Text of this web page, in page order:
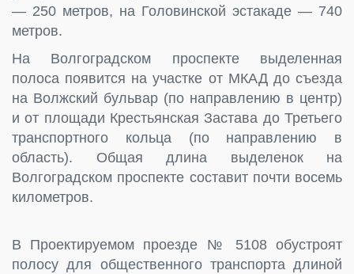
— 250 метров, на Головинской эстакаде — 740
метров.
На Волгоградском проспекте выделенная
полоса появится на участке от МКАД до съезда
на Волжский бульвар (по направлению в центр)
и от площади Крестьянская Застава до Третьего
транспортного кольца (по направлению в
область). Общая длина выделенок на
Волгоградском проспекте составит почти восемь
километров.
В Проектируемом проезде № 5108 обустроят
полосу для общественного транспорта длиной